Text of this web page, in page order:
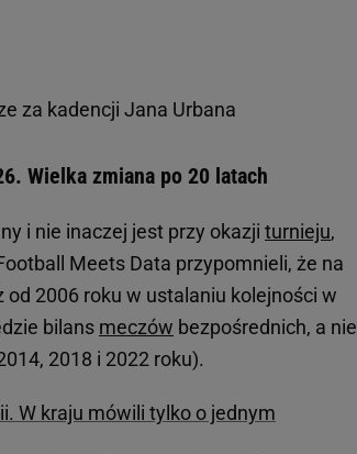
za kadencji Jana Urbana
Wielka zmiana po 20 latach
i nie inaczej jest przy okazji turnieju,
Meets Data przypomnieli, że na
2006 roku w ustalaniu kolejności w
bilans meczów bezpośrednich, a nie
2018 i 2022 roku).
W kraju mówili tylko o jednym